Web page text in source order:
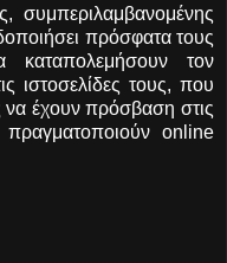
συμπεριλαμβανομένης
πρόσφατα τους
καταπολεμήσουν τον
ιστοσελίδες τους, που
να έχουν πρόσβαση στις
online